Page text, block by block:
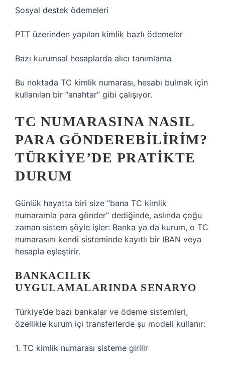
Sosyal destek ödemeleri
PTT üzerinden yapılan kimlik bazlı ödemeler
Bazı kurumsal hesaplarda alıcı tanımlama
Bu noktada TC kimlik numarası, hesabı bulmak için
kullanılan bir “anahtar” gibi çalışıyor.
TC NUMARASINA NASIL
PARA GÖNDEREBILIRIM?
TÜRKIYE’DE PRATIKTE
DURUM
Günlük hayatta biri size “bana TC kimlik
numaramla para gönder” dediğinde, aslında çoğu
zaman sistem şöyle işler: Banka ya da kurum, o TC
numarasını kendi sisteminde kayıtlı bir IBAN veya
hesapla eşleştirir.
BANKACILIK
UYGULAMALARINDA SENARYO
Türkiye’de bazı bankalar ve ödeme sistemleri,
özellikle kurum içi transferlerde şu modeli kullanır:
1. TC kimlik numarası sisteme girilir